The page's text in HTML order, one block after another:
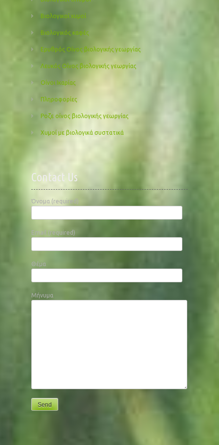
Βιολογικοί χυμοί
Βιολογικός καφές
Ερυθρός Οίνος βιολογικής γεωργίας
Λευκός Οίνος βιολογικής γεωργίας
Οίνοι Ικαρίας
Πληροφορίες
Ροζε οίνος βιολογικής γεωργίας
Χυμοί με βιολογικά συστατικά
Contact Us
Όνομα (required)
Email (required)
Θέμα
Μήνυμα